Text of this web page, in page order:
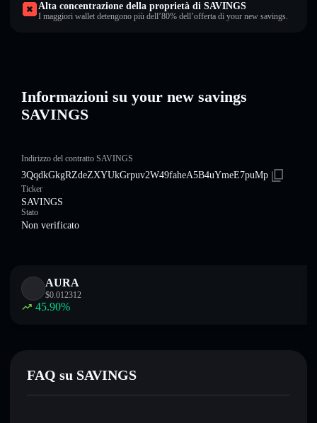
Alta concentrazione della proprietà di SAVINGS
I maggiori wallet detengono più dell’80% dell’offerta di your new savings.
Informazioni su your new savings
SAVINGS
Indirizzo del contratto SAVINGS
3QqdkGkgRZdeZXYUkGrpuv2W49faheA5B4uYmeE7puMp
Ticker
SAVINGS
Stato
Non verificato
AURA
$0.012312
45.90%
FAQ su SAVINGS